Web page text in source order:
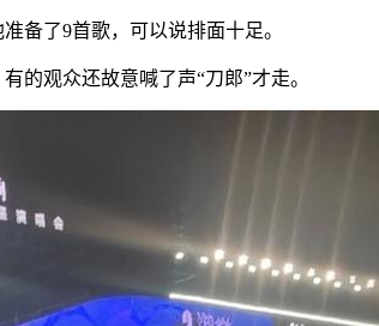
备了9首歌，可以说排面十足。
的观众还故意喊了声“刀郎”才走。